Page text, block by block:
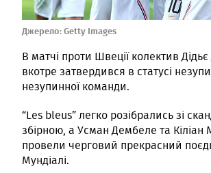
Джерело:Getty Images
В матчі проти Швеції колектив
вкотре затвердився в статусі
незупинної команди.
“Les bleus” легко розібрались зі
збірною, а Усман Дембеле та Кіліан
провели черговий прекрасний
Мундіалі.